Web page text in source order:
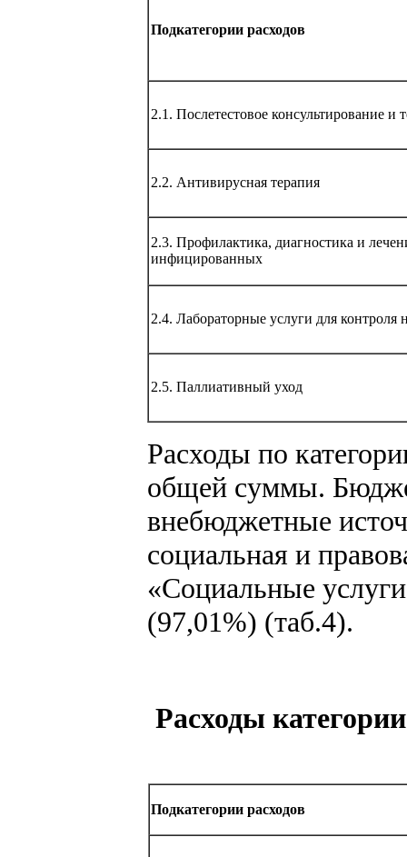
Подкатегории расходов
2.1. Послетестовое консультирование и
2.2. Антивирусная терапия
2.3. Профилактика, диагностика и
инфицированных
2.4. Лабораторные услуги для контроля
2.5. Паллиативный уход
Расходы по
общей суммы.
внебюджетные
социальная и
«Социальные
(97,01%) (таб.4).
Расходы
Подкатегории расходов